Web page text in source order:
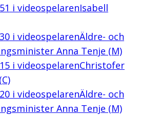
i videospelarenIsabell
i videospelarenÄldre- och
Anna Tenje (M)
i videospelarenChristofer
i videospelarenÄldre- och
Anna Tenje (M)